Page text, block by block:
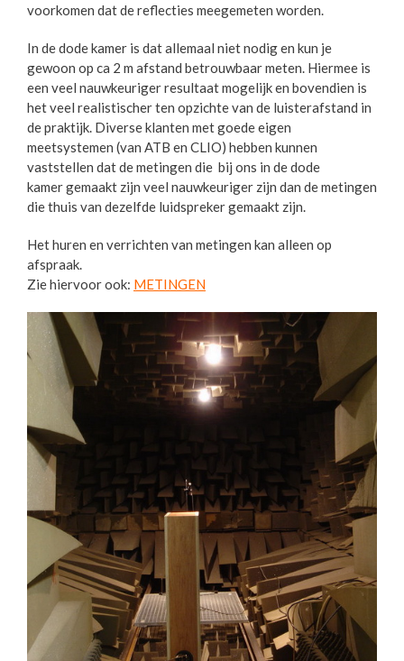
voorkomen dat de reflecties meegemeten worden.
In de dode kamer is dat allemaal niet nodig en kun je
gewoon op ca 2 m afstand betrouwbaar meten. Hiermee is
een veel nauwkeuriger resultaat mogelijk en bovendien is
het veel realistischer ten opzichte van de luisterafstand in
de praktijk. Diverse klanten met goede eigen
meetsystemen (van ATB en CLIO) hebben kunnen
vaststellen dat de metingen die bij ons in de dode
kamer gemaakt zijn veel nauwkeuriger zijn dan de metingen
die thuis van dezelfde luidspreker gemaakt zijn.
Het huren en verrichten van metingen kan alleen op
afspraak.
Zie hiervoor ook: METINGEN